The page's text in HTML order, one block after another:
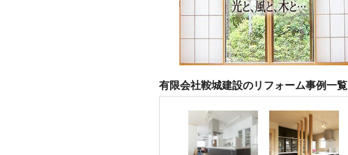
有限会社鞍城建設のリフォーム事例一覧